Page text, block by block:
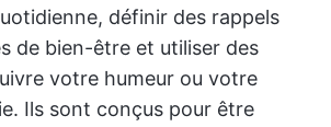
définir des rappels
de bien-être et utiliser des
votre humeur ou votre
Ils sont conçus pour être